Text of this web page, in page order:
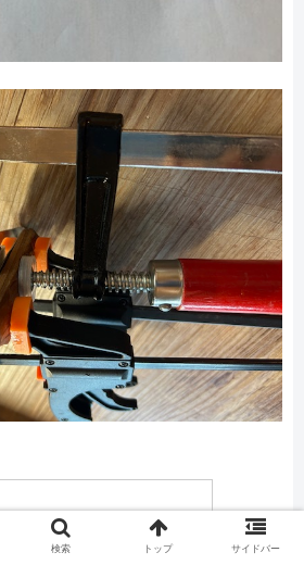
検索 トップ サイドバー